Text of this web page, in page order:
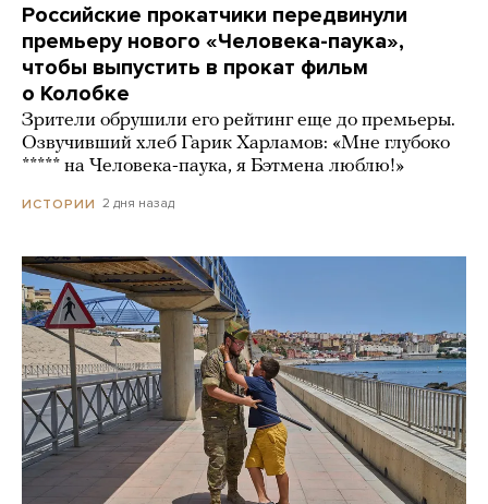
Российские прокатчики передвинули
премьеру нового «Человека-паука»,
чтобы выпустить в прокат фильм
о Колобке
Зрители обрушили его рейтинг еще до премьеры.
Озвучивший хлеб Гарик Харламов: «Мне глубоко
***** на Человека-паука, я Бэтмена люблю!»
ИСТОРИИ 2 дня назад